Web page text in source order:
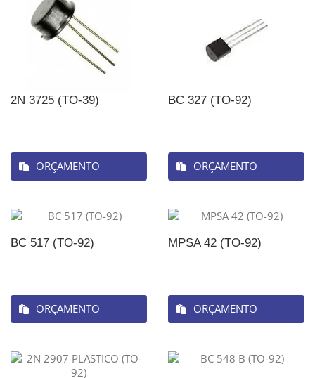
2N 3725 (TO-39)
ORÇAMENTO
BC 327 (TO-92)
ORÇAMENTO
BC 517 (TO-92)
ORÇAMENTO
MPSA 42 (TO-92)
ORÇAMENTO